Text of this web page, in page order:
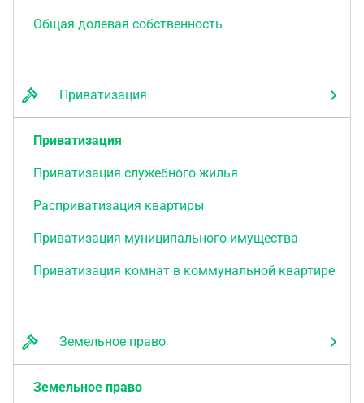
Общая долевая собственность
Приватизация
Приватизация
Приватизация служебного жилья
Расприватизация квартиры
Приватизация муниципального имущества
Приватизация комнат в коммунальной квартире
Земельное право
Земельное право